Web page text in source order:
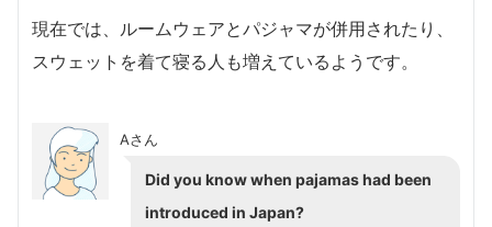
現在では、ルームウェアとパジャマが併用されたり、
スウェットを着て寝る人も増えているようです。
Aさん
Did you know when pajamas had been
introduced in Japan?